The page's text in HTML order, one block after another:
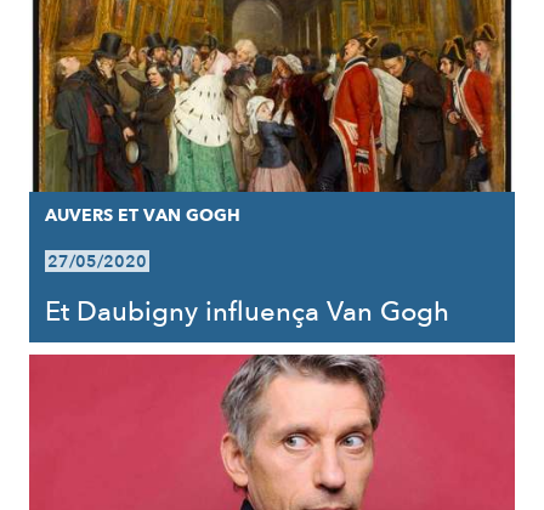
AUVERS ET VAN GOGH
27/05/2020
Et Daubigny influença Van Gogh